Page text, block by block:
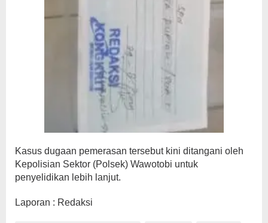
Kasus dugaan pemerasan tersebut kini ditangani oleh
Kepolisian Sektor (Polsek) Wawotobi untuk
penyelidikan lebih lanjut.
Laporan : Redaksi